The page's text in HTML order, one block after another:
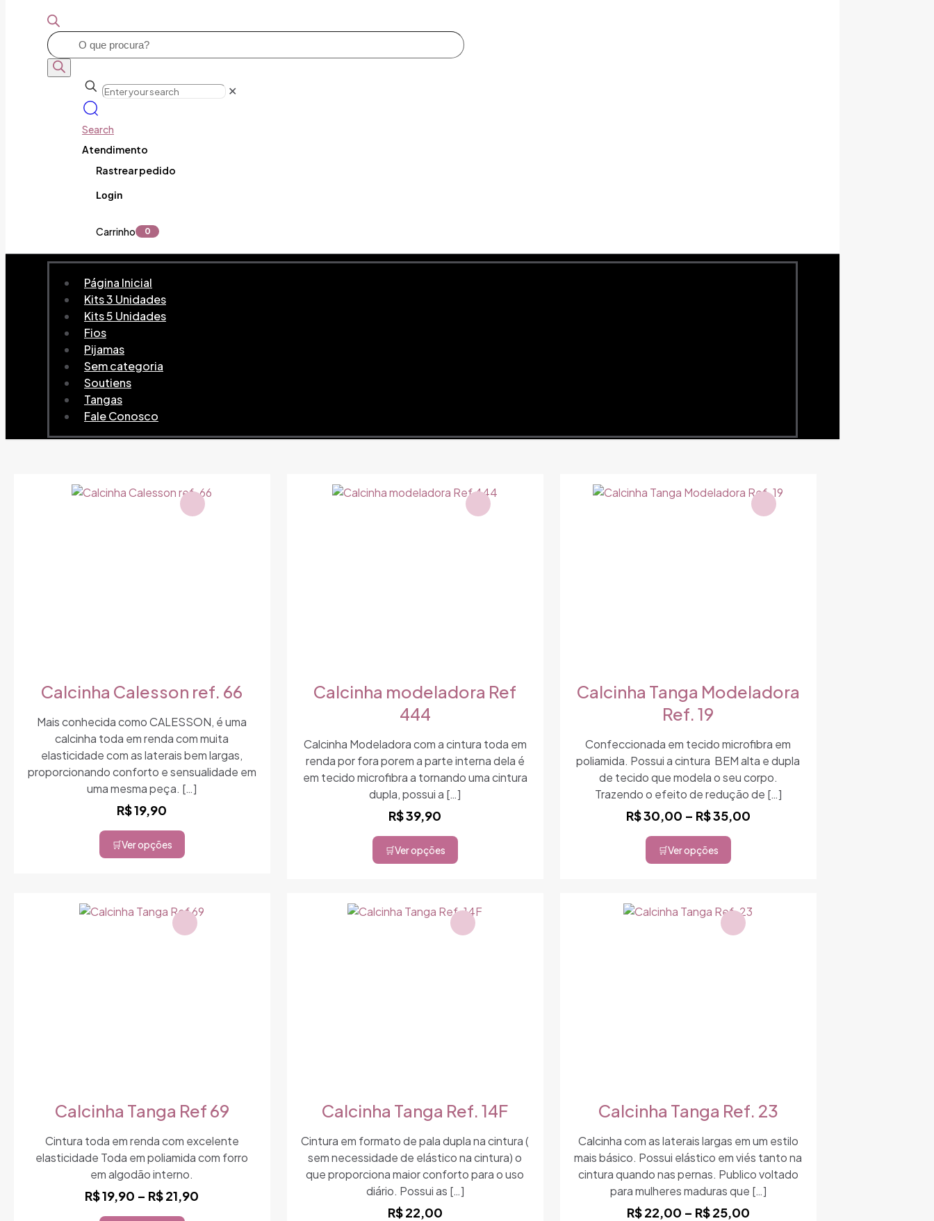
Pesquisar
produtos
✕
Search
Atendimento
Rastrear pedido
Login
Carrinho 0
Página Inicial
Kits 3 Unidades
Kits 5 Unidades
Fios
Pijamas
Sem categoria
Soutiens
Tangas
Fale Conosco
Calcinha Calesson ref. 66
Mais conhecida como CALESSON, é uma
calcinha toda em renda com muita
elasticidade com as laterais bem largas,
proporcionando conforto e sensualidade em
uma mesma peça. […]
R$19,90
Ver opções
Este
variantes.
Calcinha modeladora Ref
444
Calcinha Modeladora com a cintura toda em
renda por fora porem a parte interna dela é
em tecido microfibra a tornando uma cintura
dupla, possui a […]
R$39,90
Ver opções
Este
várias
variantes.
Calcinha Tanga Modeladora
Ref. 19
Confeccionada em tecido microfibra em
poliamida. Possui a cintura BEM alta e dupla
de tecido que modela o seu corpo.
Trazendo o efeito de redução de […]
R$30,00 – R$35,00Faixa
Ver opções
Este
várias
variantes.
Calcinha Tanga Ref 69
Cintura toda em renda com excelente
elasticidade Toda em poliamida com forro
em algodão interno.
R$19,90 – R$21,90
Calcinha Tanga Ref. 14F
Cintura em formato de pala dupla na cintura (
sem necessidade de elástico na cintura) o
que proporciona maior conforto para o uso
diário. Possui as […]
R$22,00
Calcinha Tanga Ref. 23
Calcinha com as laterais largas em um estilo
mais básico. Possui elástico em viés tanto na
cintura quando nas pernas. Publico voltado
para mulheres maduras que […]
R$22,00 – R$25,00Faixa